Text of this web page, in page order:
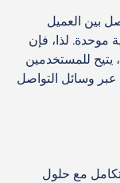
بين العميل
موحدة. لذا، فإن
للمستخدمين
عبر وسائل التواصل
مع حلول